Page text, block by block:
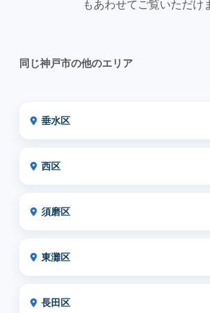
もあわせてご覧いただけ
同じ神戸市の他のエリア
垂水区
西区
須磨区
東灘区
長田区